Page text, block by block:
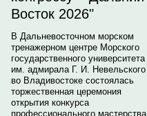
Восток 2026"
В Дальневосточном морском
тренажерном центре Морского
государственного университета
им. адмирала Г. И. Невельского
во Владивостоке состоялась
торжественная церемония
открытия конкурса
профессионального мастерства